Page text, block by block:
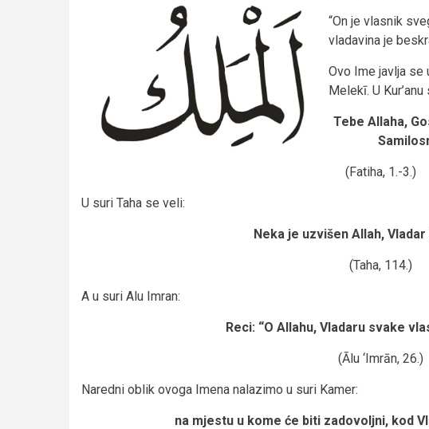
“On je vlasnik
vladavina je
Ovo Ime javlja se
Melekī. U Kur’anu
Tebe Allaha,
(Fatiha, 1.-3.)
U suri Taha se veli:
Neka je uzvišen Allah, Vladar
(Taha, 114.)
A u suri Alu Imran:
Reci: “O Allahu, Vladaru svake
(Ālu ‘Imrān, 26.)
Naredni oblik ovoga Imena nalazimo u suri Kamer:
na mjestu u kome će biti zadovoljni, kod